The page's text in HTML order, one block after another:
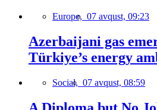
Europe, 07 avqust, 09:23
Azerbaijani gas
Türkiye’s energy
Social, 07 avqust, 08:59